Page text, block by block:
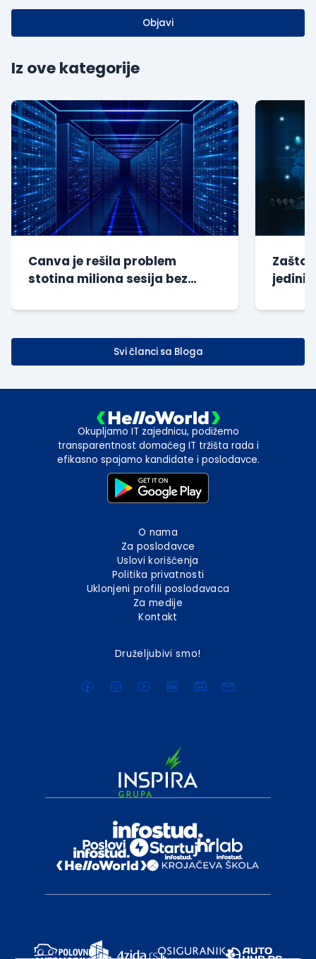
Objavi
Iz ove kategorije
Canva je rešila problem
stotina miliona sesija bez
Zašto
jedini
Svi članci sa Bloga
Okupljamo IT zajednicu, podižemo
transparentnost domaćeg IT tržišta rada i
efikasno spajamo kandidate i poslodavce.
O nama
Za poslodavce
Uslovi korišćenja
Politika privatnosti
Uklonjeni profili poslodavaca
Za medije
Kontakt
Druželjubivi smo!